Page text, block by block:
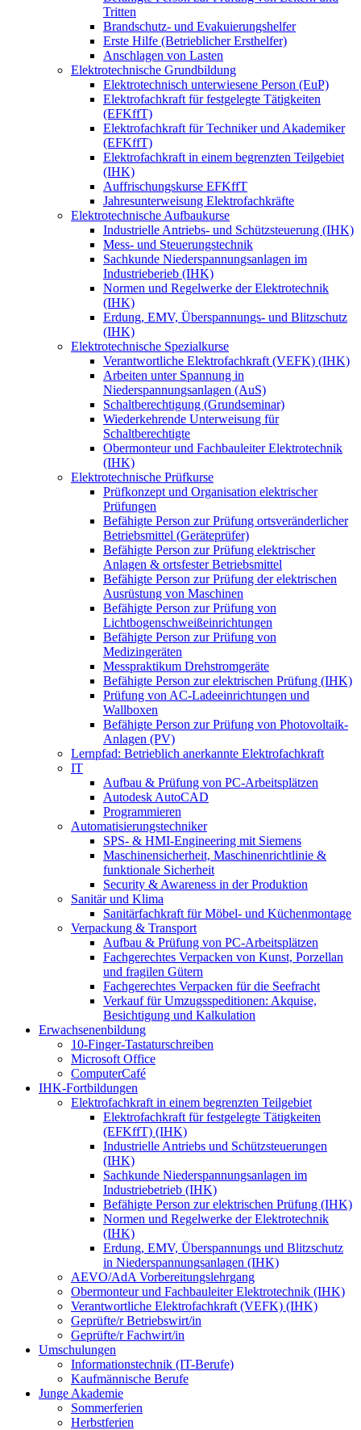
Tritten
Brandschutz- und Evakuierungshelfer
Erste Hilfe (Betrieblicher Ersthelfer)
Anschlagen von Lasten
Elektrotechnische Grundbildung
Elektrotechnisch unterwiesene Person (EuP)
Elektrofachkraft für festgelegte Tätigkeiten
(EFKffT)
Elektrofachkraft für Techniker und Akademiker
(EFKffT)
Elektrofachkraft in einem begrenzten Teilgebiet
(IHK)
Auffrischungskurse EFKffT
Jahresunterweisung Elektrofachkräfte
Elektrotechnische Aufbaukurse
Industrielle Antriebs- und Schützsteuerung (IHK)
Mess- und Steuerungstechnik
Sachkunde Niederspannungsanlagen im
Industrieberieb (IHK)
Normen und Regelwerke der Elektrotechnik
(IHK)
Erdung, EMV, Überspannungs- und Blitzschutz
(IHK)
Elektrotechnische Spezialkurse
Verantwortliche Elektrofachkraft (VEFK) (IHK)
Arbeiten unter Spannung in
Niederspannungsanlagen (AuS)
Schaltberechtigung (Grundseminar)
Wiederkehrende Unterweisung für
Schaltberechtigte
Obermonteur und Fachbauleiter Elektrotechnik
(IHK)
Elektrotechnische Prüfkurse
Prüfkonzept und Organisation elektrischer
Prüfungen
Befähigte Person zur Prüfung ortsveränderlicher
Betriebsmittel (Geräteprüfer)
Befähigte Person zur Prüfung elektrischer
Anlagen & ortsfester Betriebsmittel
Befähigte Person zur Prüfung der elektrischen
Ausrüstung von Maschinen
Befähigte Person zur Prüfung von
Lichtbogenschweißeinrichtungen
Befähigte Person zur Prüfung von
Medizingeräten
Messpraktikum Drehstromgeräte
Befähigte Person zur elektrischen Prüfung (IHK)
Prüfung von AC-Ladeeinrichtungen und
Wallboxen
Befähigte Person zur Prüfung von Photovoltaik-
Anlagen (PV)
Lernpfad: Betrieblich anerkannte Elektrofachkraft
IT
Aufbau & Prüfung von PC-Arbeitsplätzen
Autodesk AutoCAD
Programmieren
Automatisierungstechniker
SPS‑ & HMI‑Engineering mit Siemens
Maschinensicherheit, Maschinenrichtlinie &
funktionale Sicherheit
Security & Awareness in der Produktion
Sanitär und Klima
Sanitärfachkraft für Möbel- und Küchenmontage
Verpackung & Transport
Aufbau & Prüfung von PC-Arbeitsplätzen
Fachgerechtes Verpacken von Kunst, Porzellan
und fragilen Gütern
Fachgerechtes Verpacken für die Seefracht
Verkauf für Umzugsspeditionen: Akquise,
Besichtigung und Kalkulation
Erwachsenenbildung
10-Finger-Tastaturschreiben
Microsoft Office
ComputerCafé
IHK-Fortbildungen
Elektrofachkraft in einem begrenzten Teilgebiet
Elektrofachkraft für festgelegte Tätigkeiten
(EFKffT) (IHK)
Industrielle Antriebs und Schützsteuerungen
(IHK)
Sachkunde Niederspannungsanlagen im
Industriebetrieb (IHK)
Befähigte Person zur elektrischen Prüfung (IHK)
Normen und Regelwerke der Elektrotechnik
(IHK)
Erdung, EMV, Überspannungs und Blitzschutz
in Niederspannungsanlagen (IHK)
AEVO/AdA Vorbereitungslehrgang
Obermonteur und Fachbauleiter Elektrotechnik (IHK)
Verantwortliche Elektrofachkraft (VEFK) (IHK)
Geprüfte/r Betriebswirt/in
Geprüfte/r Fachwirt/in
Umschulungen
Informationstechnik (IT-Berufe)
Kaufmännische Berufe
Junge Akademie
Sommerferien
Herbstferien